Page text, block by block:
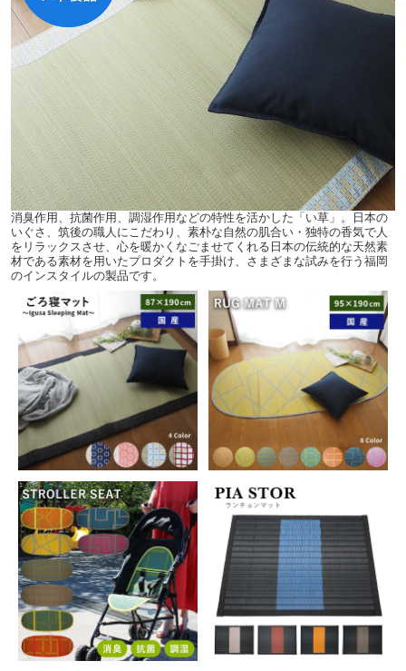
消臭作用、抗菌作用、調湿作用などの特性を活かした「い草」。日本の
いぐさ、筑後の職人にこだわり、素朴な自然の肌合い・独特の香気で人
をリラックスさせ、心を暖かくなごませてくれる日本の伝統的な天然素
材である素材を用いたプロダクトを手掛け、さまざまな試みを行う福岡
のインスタイルの製品です。